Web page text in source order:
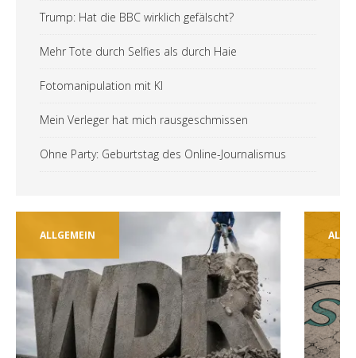
Trump: Hat die BBC wirklich gefälscht?
Mehr Tote durch Selfies als durch Haie
Fotomanipulation mit KI
Mein Verleger hat mich rausgeschmissen
Ohne Party: Geburtstag des Online-Journalismus
ALLGEMEIN